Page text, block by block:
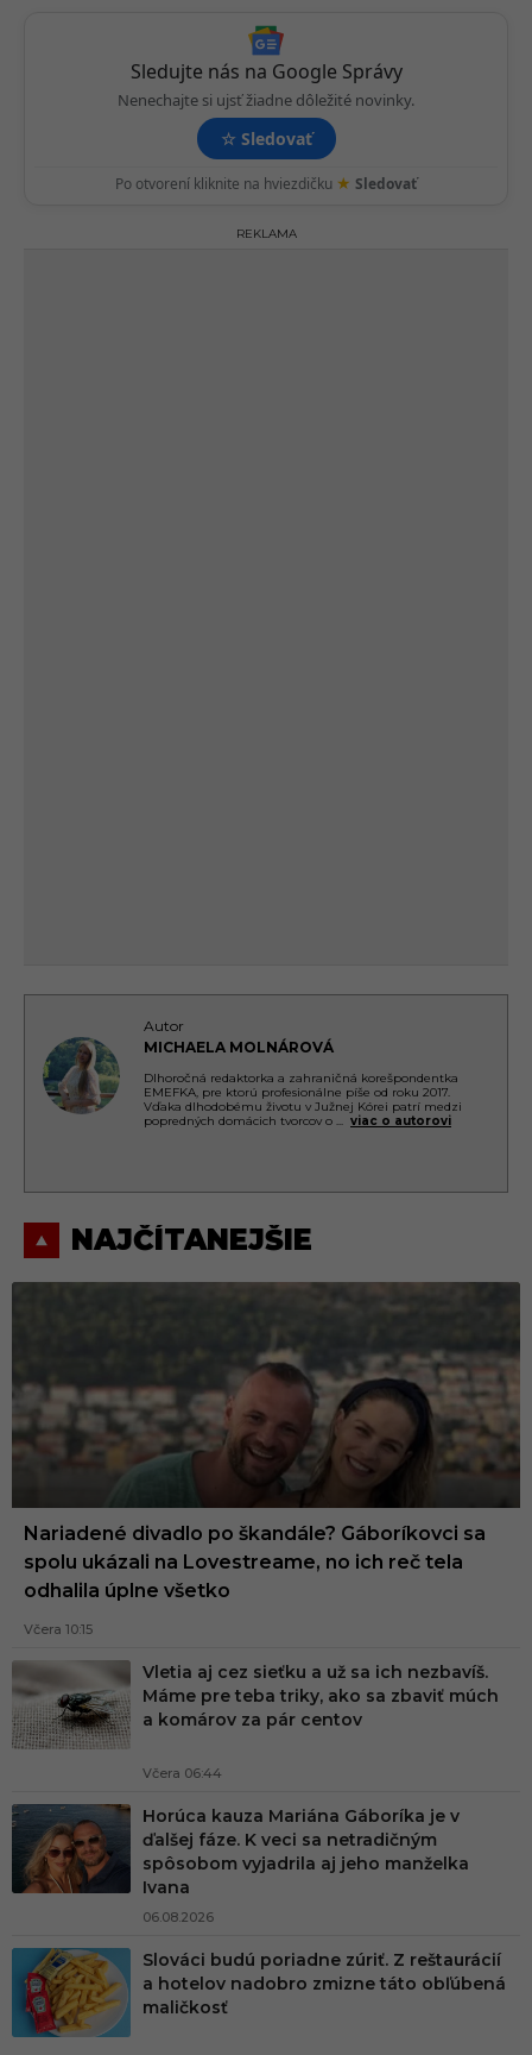
Sledujte nás na Google Správy
Nenechajte si ujsť žiadne dôležité novinky.
☆ Sledovať
Po otvorení kliknite na hviezdičku ★ Sledovať
REKLAMA
Autor
MICHAELA MOLNÁROVÁ
Dlhoročná redaktorka a zahraničná korešpondentka
EMEFKA, pre ktorú profesionálne píše od roku 2017.
Vďaka dlhodobému životu v Južnej Kórei patrí medzi
popredných domácich tvorcov o ... viac o autorovi
NAJČÍTANEJŠIE
Nariadené divadlo po škandále? Gáboríkovci sa
spolu ukázali na Lovestreame, no ich reč tela
odhalila úplne všetko
Včera 10:15
Vletia aj cez sieťku a už sa ich nezbavíš.
Máme pre teba triky, ako sa zbaviť múch
a komárov za pár centov
Včera 06:44
Horúca kauza Mariána Gáboríka je v
ďalšej fáze. K veci sa netradičným
spôsobom vyjadrila aj jeho manželka
Ivana
06.08.2026
Slováci budú poriadne zúriť. Z reštaurácií
a hotelov nadobro zmizne táto obľúbená
maličkosť